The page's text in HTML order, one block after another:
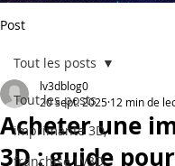
Post
Tout les posts
imprimante 3D,
franchise LV3D,
Tout les posts
Acheter une
3D : guide pour
lv3dblog0
20 sept. 2025 12 min de